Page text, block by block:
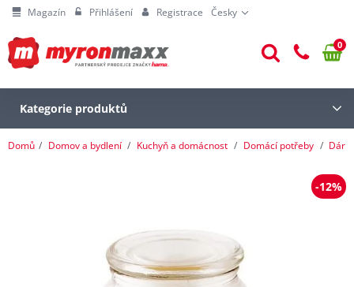
Magazín Přihlášení Registrace Česky
0
Kategorie produktů
Domů Domov a bydlení Kuchyň a domácnost Domácí potřeby
-12%